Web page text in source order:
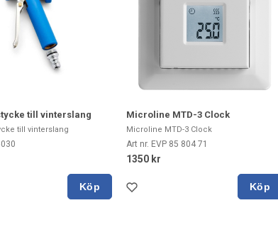
till vinterslang
till vinterslang
Köp
Microline MTD-3 Clock
Microline MTD-3 Clock
Art nr. EVP 85 804 71
1350 kr
Köp